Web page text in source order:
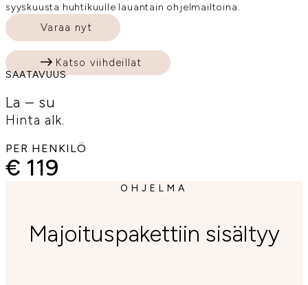
syyskuusta huhtikuulle lauantain ohjelmailtoina.
Varaa nyt
Katso viihdeillat
SAATAVUUS
La – su
Hinta alk.
PER HENKILÖ
€ 119
OHJELMA
Majoituspakettiin sisältyy